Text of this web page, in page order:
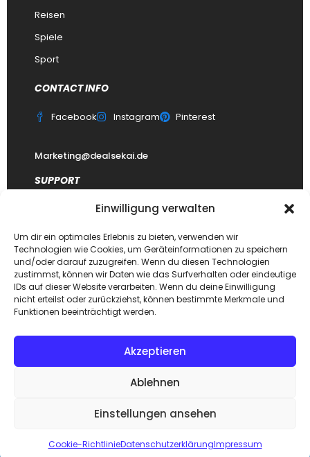
Einwilligung verwalten
Um dir ein optimales Erlebnis zu bieten, verwenden wir
Technologien wie Cookies, um Geräteinformationen zu speichern
und/oder darauf zuzugreifen. Wenn du diesen Technologien
zustimmst, können wir Daten wie das Surfverhalten oder eindeutige
IDs auf dieser Website verarbeiten. Wenn du deine Einwilligung
nicht erteilst oder zurückziehst, können bestimmte Merkmale und
Funktionen beeinträchtigt werden.
Akzeptieren
Ablehnen
Einstellungen ansehen
Cookie-RichtlinieDatenschutzerklärungImpressum
ZUM SHOP
Reisen
Spiele
Sport
CONTACT INFO
Facebook Instagram Pinterest
Marketing@dealsekai.de
SUPPORT
datenschutzerklärung
Impressum
Haftungsausschluss
FAQ Dealsekai
Copyright © 2026. Designed byDealsekai